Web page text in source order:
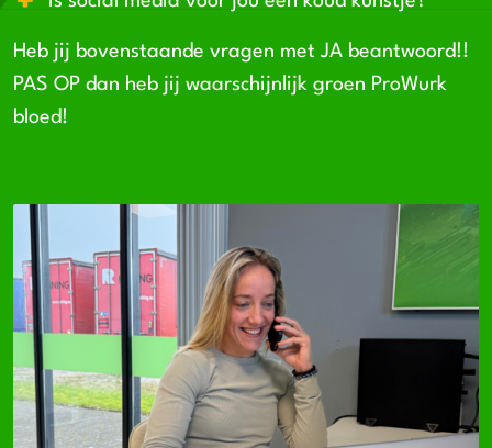
Heb jij bovenstaande vragen met JA beantwoord!!
PAS OP dan heb jij waarschijnlijk groen ProWurk
bloed!